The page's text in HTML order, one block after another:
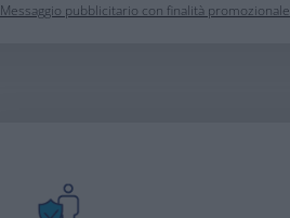
Messaggio pubblicitario con finalità promozionale